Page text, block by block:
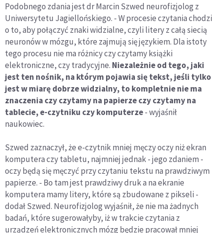
Podobnego zdania jest dr Marcin Szwed neurofizjolog z
Uniwersytetu Jagiellońskiego. - W procesie czytania chodzi
o to, aby połączyć znaki widzialne, czyli litery z całą siecią
neuronów w mózgu, które zajmują się językiem. Dla istoty
tego procesu nie ma różnicy czy czytamy książki
elektroniczne, czy tradycyjne. Niezależnie od tego, jaki
jest ten nośnik, na którym pojawia się tekst, jeśli tylko
jest w miarę dobrze widzialny, to kompletnie nie ma
znaczenia czy czytamy na papierze czy czytamy na
tablecie, e-czytniku czy komputerze- wyjaśnił
naukowiec.
Szwed zaznaczył, że e-czytnik mniej męczy oczy niż ekran
komputera czy tabletu, najmniej jednak - jego zdaniem -
oczy będą się męczyć przy czytaniu tekstu na prawdziwym
papierze. - Bo tam jest prawdziwy druk a na ekranie
komputera mamy litery, które są zbudowane z pikseli -
dodał Szwed. Neurofizjolog wyjaśnił, że nie ma żadnych
badań, które sugerowałyby, iż w trakcie czytania z
urządzeń elektronicznych mózg będzie pracował mniej